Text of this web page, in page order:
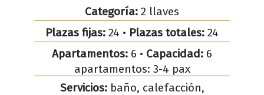
Categoría: 2 llaves
Plazas fijas: 24 • Plazas totales: 24
Apartamentos: 6 • Capacidad: 6
apartamentos: 3-4 pax
Servicios:baño, calefacción,